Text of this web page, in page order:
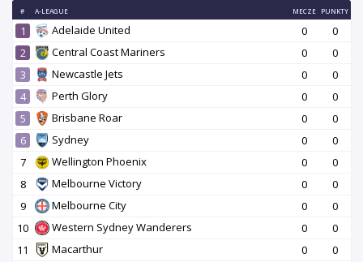
# A-LEAGUE MECZE PUNKTY
1 Adelaide United 0
0
2
Central Coast Mariners 0
0
3
Newcastle Jets 0
0
4
Perth Glory 0
0
5
Brisbane Roar 0
0
6
Sydney 0
0
7
Wellington Phoenix 0
0
8
Melbourne Victory 0
0
9
Melbourne City 0
0
10
Western Sydney Wanderers 0
0
11
Macarthur 0
0